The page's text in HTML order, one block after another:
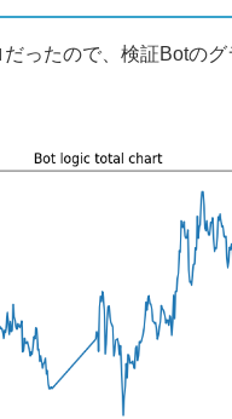
ったので、検証Botのグ